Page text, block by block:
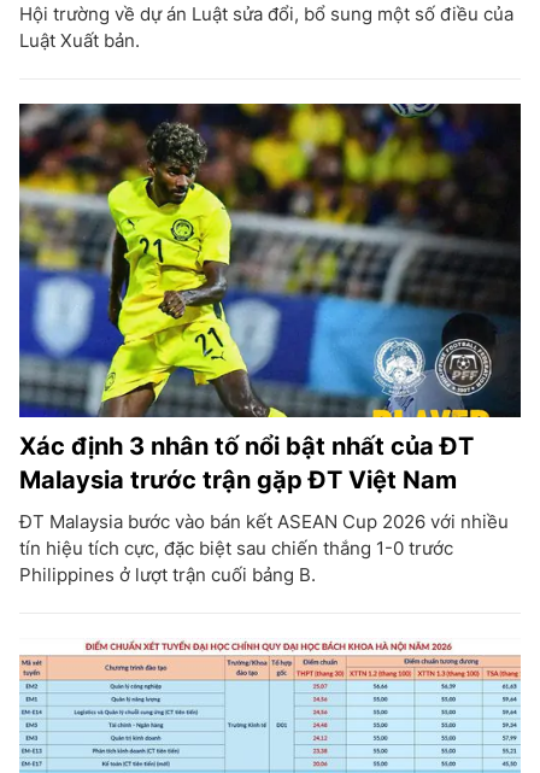
Hội trường về dự án Luật sửa đổi, bổ sung một số điều của
Luật Xuất bản.
Xác định 3 nhân tố nổi bật nhất của ĐT
Malaysia trước trận gặp ĐT Việt Nam
ĐT Malaysia bước vào bán kết ASEAN Cup 2026 với nhiều
tín hiệu tích cực, đặc biệt sau chiến thắng 1-0 trước
Philippines ở lượt trận cuối bảng B.